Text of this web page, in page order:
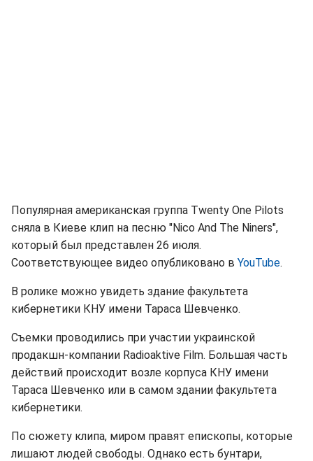
Популярная американская группа Twenty One Pilots
сняла в Киеве клип на песню "Nico And The Niners",
который был представлен 26 июля.
Соответствующее видео опубликовано в YouTube.
В ролике можно увидеть здание факультета
кибернетики КНУ имени Тараса Шевченко.
Съемки проводились при участии украинской
продакшн-компании Radioaktive Film. Большая часть
действий происходит возле корпуса КНУ имени
Тараса Шевченко или в самом здании факультета
кибернетики.
По сюжету клипа, миром правят епископы, которые
лишают людей свободы. Однако есть бунтари,